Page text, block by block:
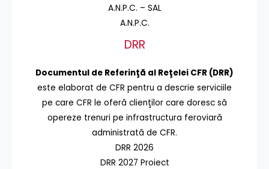
A.N.P.C. – SAL
A.N.P.C.
DRR
Documentul de Referinţă al Reţelei CFR (DRR)
este elaborat de CFR pentru a descrie serviciile
pe care CFR le oferă clienţilor care doresc să
opereze trenuri pe infrastructura feroviară
administrată de CFR.
DRR 2026
DRR 2027 Proiect